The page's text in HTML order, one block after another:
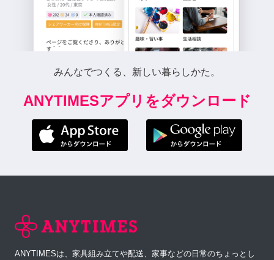
みんなでつくる、新しい暮らしかた。
ANYTIMESアプリをダウンロード
ANYTIMESは、家具組み立てや配送、家事などの日常のちょっとし